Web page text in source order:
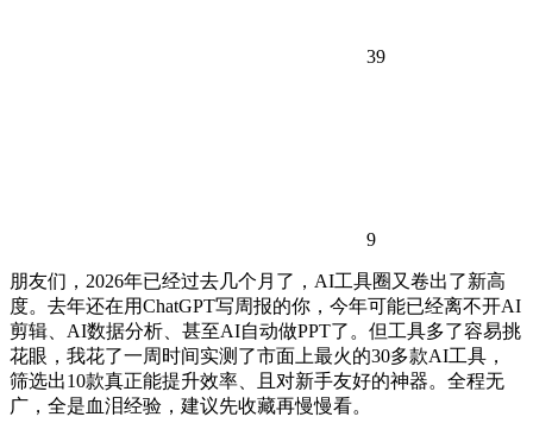
39
9
朋友们，2026年已经过去几个月了，AI工具圈又卷出了新高
度。去年还在用ChatGPT写周报的你，今年可能已经离不开AI
剪辑、AI数据分析、甚至AI自动做PPT了。但工具多了容易挑
花眼，我花了一周时间实测了市面上最火的30多款AI工具，
筛选出10款真正能提升效率、且对新手友好的神器。全程无
广，全是血泪经验，建议先收藏再慢慢看。